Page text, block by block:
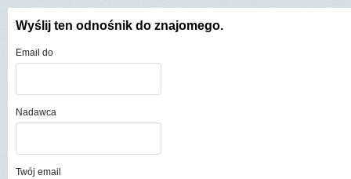
Wyślij ten odnośnik do znajomego.
Email do
Nadawca
Twój email